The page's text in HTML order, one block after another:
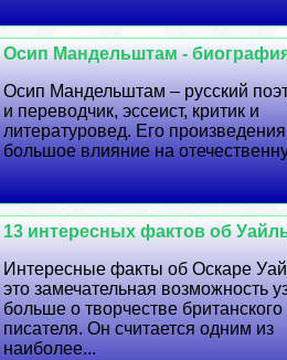
Осип Maндельштам -
Осип Maндельштам – русский
и переводчик, эссеист, критик и
литературовед. Его
большое влияние на
13 интересных фактов об
Интересные факты об Оскаре
это замечательная возможность
больше о творчестве британского
писателя. Он считается одним из
наиболее...